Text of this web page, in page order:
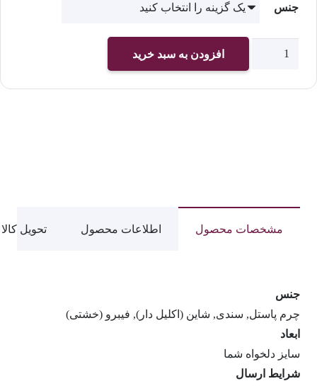
جنس
چاپ
دیواری
افزودن به سبد خرید
مشخصات محصول اطلاعات محصول تحویل کالا
جنس
چرم پاستل, سندی, شاین (اکلیل دار), فیبرو (خشتی)
ابعاد
سایز دلخواه شما
شرایط ارسال